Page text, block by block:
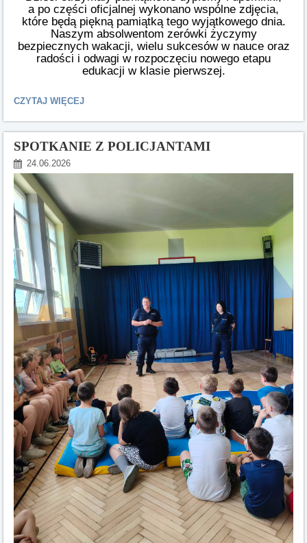
a po części oficjalnej wykonano wspólne zdjęcia,
które będą piękną pamiątką tego wyjątkowego dnia.
Naszym absolwentom zerówki życzymy
bezpiecznych wakacji, wielu sukcesów w nauce oraz
radości i odwagi w rozpoczęciu nowego etapu
edukacji w klasie pierwszej.
UROCZYSTE
ODDZIAŁU
PRZEDSZKOLNEGO:
CZYTAJ WIĘCEJ
SPOTKANIE Z POLICJANTAMI
24.06.2026